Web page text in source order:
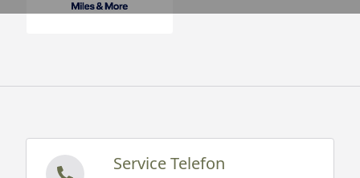
Service Telefon